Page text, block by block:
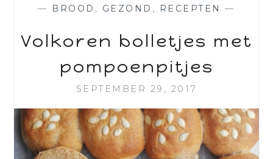
— BROOD , GEZOND , RECEPTEN —
Volkoren bolletjes met
pompoenpitjes
SEPTEMBER 29, 2017